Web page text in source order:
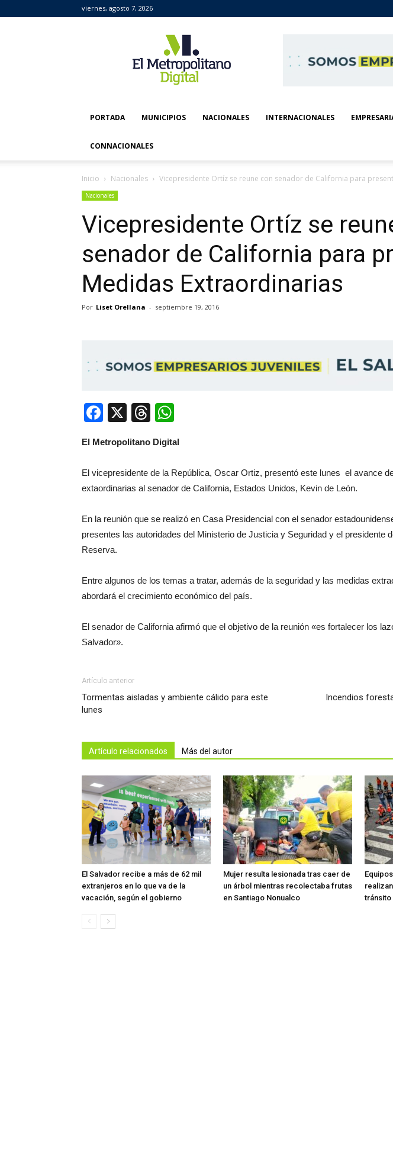
viernes, agosto 7, 2026
Metropolitano
Digital
PORTADA MUNICIPIOS NACIONALES INTERNACIONALES
CONNACIONALES
Inicio Nacionales Vicepresidente Ortíz se reune con senador de California para
Nacionales
Vicepresidente Ortíz se
senador de California para
Medidas Extraordinarias
Por Liset Orellana - septiembre 19, 2016
Facebook
X Threads
El Metropolitano Digital
El vicepresidente de la República, Oscar Ortiz, presentó este lunes el avance
extaordinarias al senador de California, Estados Unidos, Kevin de León.
En la reunión que se realizó en Casa Presidencial con el senador
presentes las autoridades del Ministerio de Justicia y Seguridad y el presidente
Reserva.
Entre algunos de los temas a tratar, además de la seguridad y las medidas
abordará el crecimiento económico del país.
El senador de California afirmó que el objetivo de la reunión «es fortalecer los
Salvador».
Artículo anterior
Tormentas aisladas y ambiente cálido para este
lunes
Incendios
Artículo relacionados Más del autor
El Salvador recibe a más de 62 mil
extranjeros en lo que va de la
vacación, según el gobierno
Mujer resulta lesionada tras caer de
un árbol mientras recolectaba frutas
en Santiago Nonualco
tránsito